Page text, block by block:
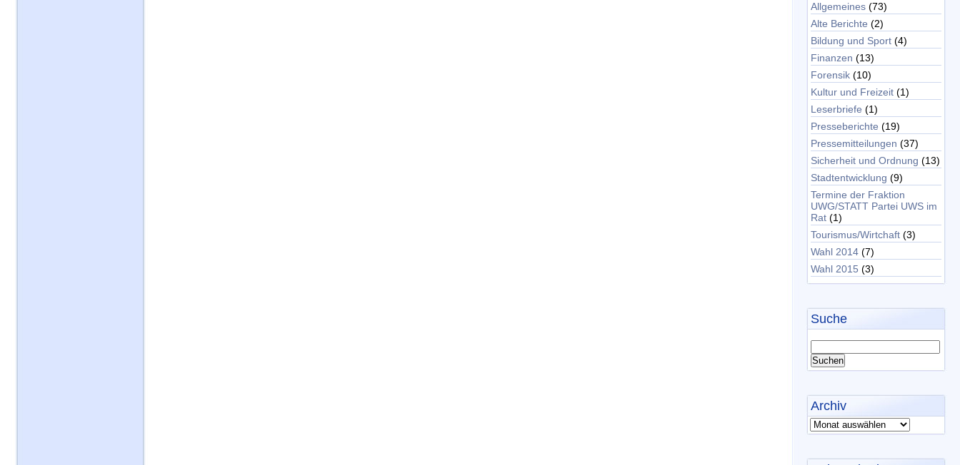
Allgemeines (73)
Alte Berichte (2)
Bildung und Sport (4)
Finanzen (13)
Forensik (10)
Kultur und Freizeit (1)
Leserbriefe (1)
Presseberichte (19)
Pressemitteilungen (37)
Sicherheit und Ordnung (13)
Stadtentwicklung (9)
Termine der Fraktion
UWG/STATT Partei UWS im
Rat (1)
Tourismus/Wirtchaft (3)
Wahl 2014 (7)
Wahl 2015 (3)
Suche
Archiv
Archiv